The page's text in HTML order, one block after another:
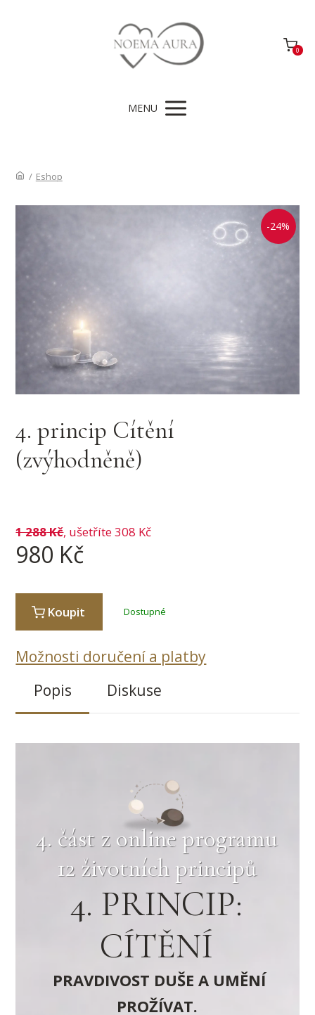
0
MENU
/ Eshop
-24%
4. princip Cítění
(zvýhodněně)
1 288Kč, ušetříte 308 Kč
980 Kč
Koupit Dostupné
Možnosti doručení a platby
Popis
Diskuse
4. část z online programu
12 životních principů
4. PRINCIP:
CÍTĚNÍ
PRAVDIVOST DUŠE A UMĚNÍ
PROŽÍVAT.